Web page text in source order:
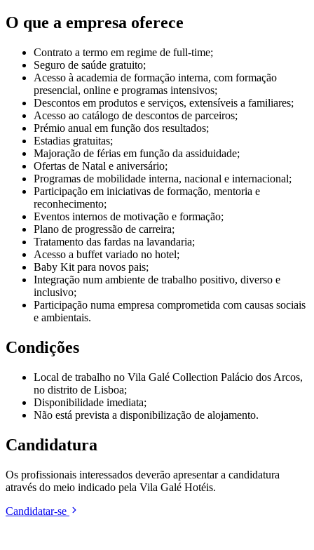
O que a empresa oferece
Contrato a termo em regime de full-time;
Seguro de saúde gratuito;
Acesso à academia de formação interna, com formação
presencial, online e programas intensivos;
Descontos em produtos e serviços, extensíveis a familiares;
Acesso ao catálogo de descontos de parceiros;
Prémio anual em função dos resultados;
Estadias gratuitas;
Majoração de férias em função da assiduidade;
Ofertas de Natal e aniversário;
Programas de mobilidade interna, nacional e internacional;
Participação em iniciativas de formação, mentoria e
reconhecimento;
Eventos internos de motivação e formação;
Plano de progressão de carreira;
Tratamento das fardas na lavandaria;
Acesso a buffet variado no hotel;
Baby Kit para novos pais;
Integração num ambiente de trabalho positivo, diverso e
inclusivo;
Participação numa empresa comprometida com causas sociais
e ambientais.
Condições
Local de trabalho no Vila Galé Collection Palácio dos Arcos,
no distrito de Lisboa;
Disponibilidade imediata;
Não está prevista a disponibilização de alojamento.
Candidatura
Os profissionais interessados deverão apresentar a candidatura
através do meio indicado pela Vila Galé Hotéis.
Candidatar-se